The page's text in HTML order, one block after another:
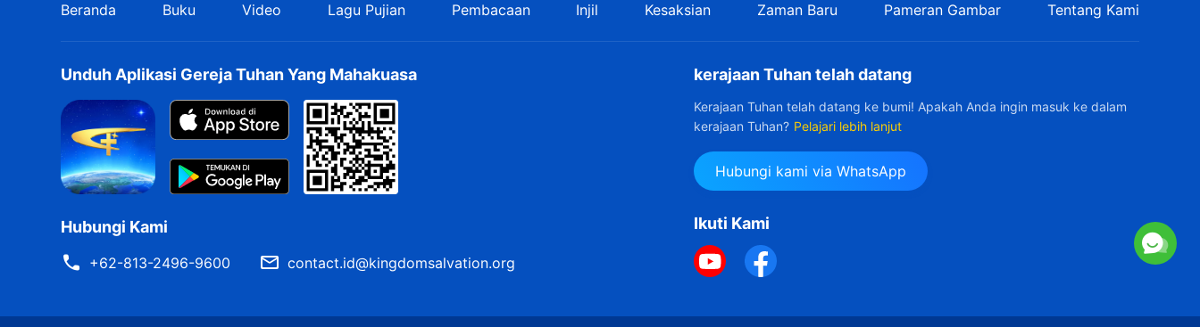
Beranda Buku Video Lagu Pujian Pembacaan Injil Kesaksian Zaman Baru Pameran Gambar Tentang Kami
Unduh Aplikasi Gereja Tuhan Yang Mahakuasa
Hubungi Kami
+62-813-2496-9600 contact.id@kingdomsalvation.org
kerajaan Tuhan telah datang
Kerajaan Tuhan telah datang ke bumi! Apakah Anda ingin masuk ke dalam
kerajaan Tuhan? Pelajari lebih lanjut
Hubungi kami via WhatsApp
Ikuti Kami